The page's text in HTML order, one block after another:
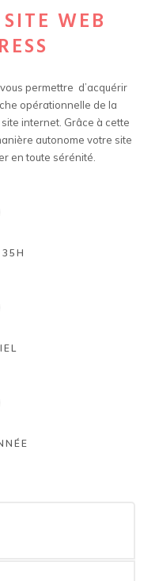
WEB
permettre d’acquérir
opérationnelle de la
internet. Grâce à cette
autonome votre site
en toute sérénité.